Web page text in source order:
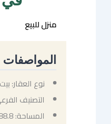
منزل للبيع
المواصفات
نوع العقار: بيت
التصنيف
المساحة: 88.8 متر مربع